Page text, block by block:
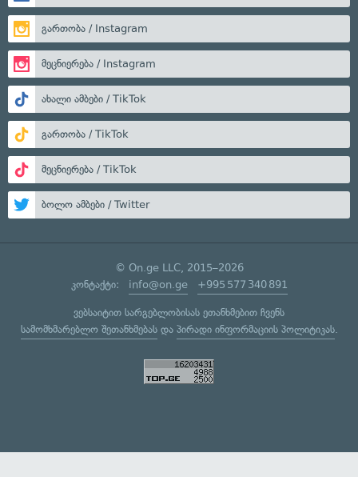
გართობა / Instagram
მეცნიერება / Instagram
ახალი ამბები / TikTok
გართობა / TikTok
მეცნიერება / TikTok
ბოლო ამბები / Twitter
© On.ge LLC, 2015–2026
კონტაქტი: info@on.ge +995 577 340 891
ვებსაიტით სარგებლობისას ეთანხმებით ჩვენს
სამომხმარებლო შეთანხმებასდა პირადი ინფორმაციის პოლიტიკას.